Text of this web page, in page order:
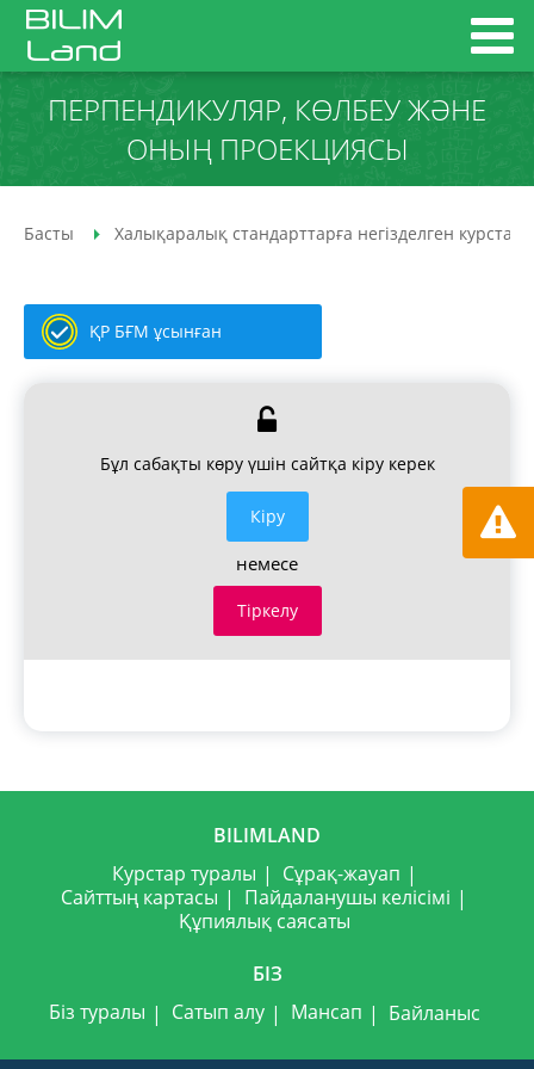
ПЕРПЕНДИКУЛЯР, КӨЛБЕУ ЖӘНЕ
ОНЫҢ ПРОЕКЦИЯСЫ
Басты Халықаралық стандарттарға негізделген курстар
ҚР БҒМ ұсынған
Бұл сабақты көру үшін сайтқа кіру керек
Кiру
немесе
Тіркелу
BILIMLAND
Курстар туралы
Сұрақ-жауап
Сайттың картасы
Пайдаланушы келісімі
Құпиялық саясаты
БІЗ
Біз туралы
Сатып алу Мансап Байланыс